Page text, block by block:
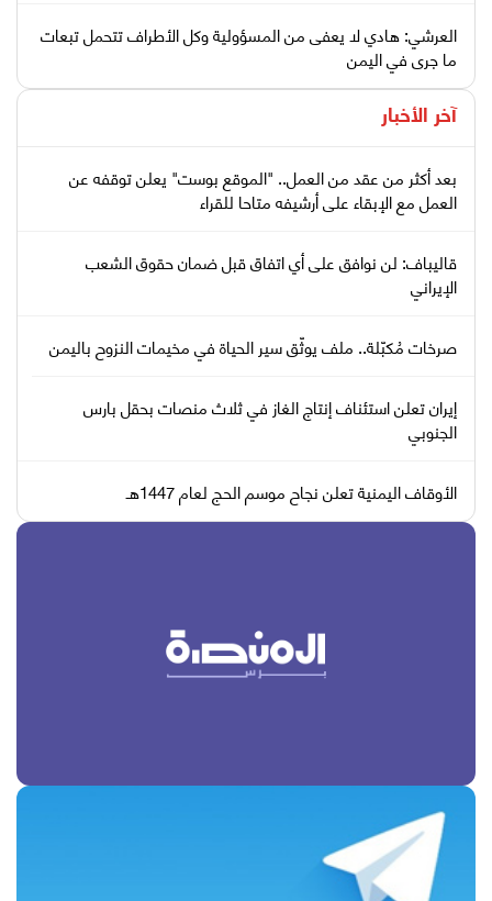
العرشي: هادي لا يعفى من المسؤولية وكل الأطراف تتحمل تبعات
ما جرى في اليمن
آخر الأخبار
بعد أكثر من عقد من العمل.. "الموقع بوست" يعلن توقفه عن
العمل مع الإبقاء على أرشيفه متاحا للقراء
قاليباف: لن نوافق على أي اتفاق قبل ضمان حقوق الشعب
الإيراني
صرخات مُكبّلة.. ملف يوثّق سير الحياة في مخيمات النزوح باليمن
إيران تعلن استئناف إنتاج الغاز في ثلاث منصات بحقل بارس
الجنوبي
الأوقاف اليمنية تعلن نجاح موسم الحج لعام 1447هـ